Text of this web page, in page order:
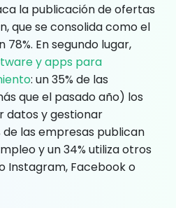
la publicación de ofertas
que se consolida como el
En segundo lugar,
y apps para
: un 35% de las
que el pasado año) los
datos y gestionar
de las empresas publican
y un 34% utiliza otros
Instagram, Facebook o